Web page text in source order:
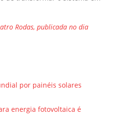
Rodas, publicada no dia
por painéis solares
energia fotovoltaica é